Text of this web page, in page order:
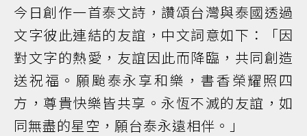
今日創作一首泰文詩，讚頌台灣與泰國透過
文字彼此連結的友誼，中文詞意如下：「因
對文字的熱愛，友誼因此而降臨，共同創造
送祝福。願颱泰永享和樂，書香榮耀照四
方，尊貴快樂皆共享。永恆不滅的友誼，如
同無盡的星空，願台泰永遠相伴。」